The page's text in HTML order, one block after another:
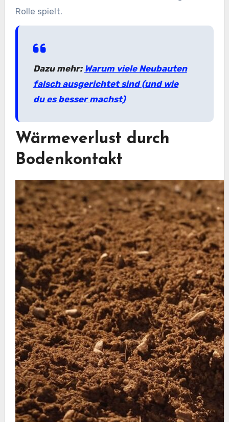
Rolle spielt.
Dazu mehr: Warum viele Neubauten
falsch ausgerichtet sind (und wie
du es besser machst)
Wärmeverlust durch
Bodenkontakt